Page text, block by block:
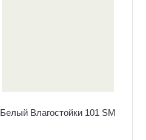
Белый Влагостойки 101 SM